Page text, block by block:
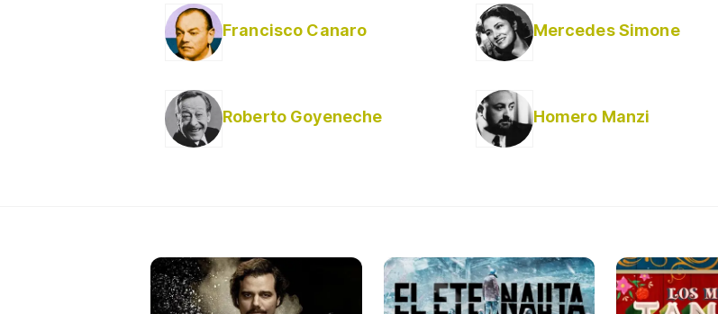
Francisco Canaro Mercedes Simone
Roberto Goyeneche Homero Manzi